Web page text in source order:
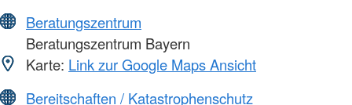
Beratungszentrum
Beratungszentrum Bayern
Karte: Link zur Google Maps Ansicht
Bereitschaften / Katastrophenschutz